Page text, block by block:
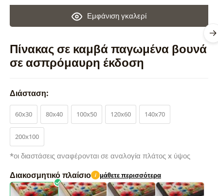
Πίνακας σε καμβά παγωμένα βουνά
σε ασπρόμαυρη έκδοση
Εμφάνιση γκαλερί
Διάσταση:
60x30 80x40 100x50 120x60 140x70
200x100
*οι διαστάσεις αναφέρονται σε αναλογία πλάτος x ύψος
Διακοσμητικό πλαίσιο i μάθετε περισσότερα